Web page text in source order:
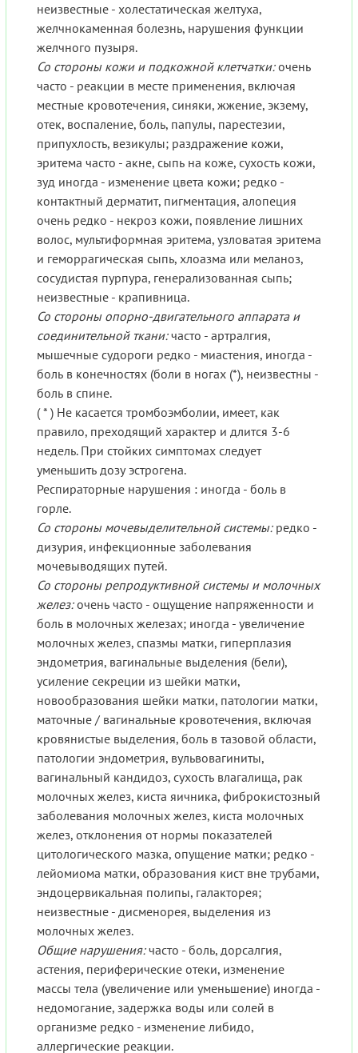
неизвестные - холестатическая желтуха,
желчнокаменная болезнь, нарушения функции
желчного пузыря.
Со стороны кожи и подкожной клетчатки:очень
часто - реакции в месте применения, включая
местные кровотечения, синяки, жжение, экзему,
отек, воспаление, боль, папулы, парестезии,
припухлость, везикулы; раздражение кожи,
эритема часто - акне, сыпь на коже, сухость кожи,
зуд иногда - изменение цвета кожи; редко -
контактный дерматит, пигментация, алопеция
очень редко - некроз кожи, появление лишних
волос, мультиформная эритема, узловатая эритема
и геморрагическая сыпь, хлоазма или меланоз,
сосудистая пурпура, генерализованная сыпь;
неизвестные - крапивница.
Со стороны опорно-двигательного аппарата и
соединительной ткани:часто - артралгия,
мышечные судороги редко - миастения, иногда -
боль в конечностях (боли в ногах (*), неизвестны -
боль в спине.
( * ) Не касается тромбоэмболии, имеет, как
правило, преходящий характер и длится 3-6
недель. При стойких симптомах следует
уменьшить дозу эстрогена.
Респираторные нарушения : иногда - боль в
горле.
Со стороны мочевыделительной системы: редко -
дизурия, инфекционные заболевания
мочевыводящих путей.
Со стороны репродуктивной системы и молочных
желез:очень часто - ощущение напряженности и
боль в молочных железах; иногда - увеличение
молочных желез, спазмы матки, гиперплазия
эндометрия, вагинальные выделения (бели),
усиление секреции из шейки матки,
новообразования шейки матки, патологии матки,
маточные / вагинальные кровотечения, включая
кровянистые выделения, боль в тазовой области,
патологии эндометрия, вульвовагиниты,
вагинальный кандидоз, сухость влагалища, рак
молочных желез, киста яичника, фиброкистозный
заболевания молочных желез, киста молочных
желез, отклонения от нормы показателей
цитологического мазка, опущение матки; редко -
лейомиома матки, образования кист вне трубами,
эндоцервикальная полипы, галакторея;
неизвестные - дисменорея, выделения из
молочных желез.
Общие нарушения:часто - боль, дорсалгия,
астения, периферические отеки, изменение
массы тела (увеличение или уменьшение) иногда -
недомогание, задержка воды или солей в
организме редко - изменение либидо,
аллергические реакции.